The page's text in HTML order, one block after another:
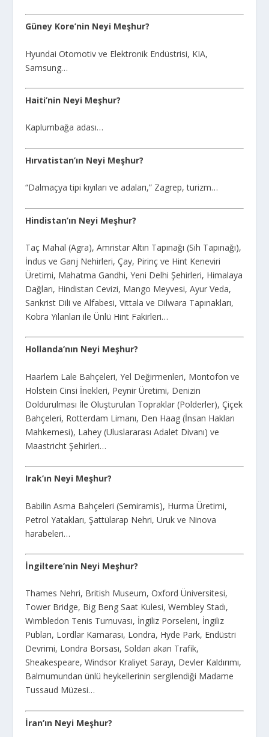
Güney Kore’nin Neyi Meşhur?
Hyundai Otomotiv ve Elektronik Endüstrisi, KIA,
Samsung…
Haiti’nin Neyi Meşhur?
Kaplumbağa adası…
Hırvatistan’ın Neyi Meşhur?
“Dalmaçya tipi kıyıları ve adaları,” Zagrep, turizm…
Hindistan’ın Neyi Meşhur?
Taç Mahal (Agra), Amristar Altın Tapınağı (Sih Tapınağı),
İndus ve Ganj Nehirleri, Çay, Pirinç ve Hint Keneviri
Üretimi, Mahatma Gandhi, Yeni Delhi Şehirleri, Himalaya
Dağları, Hindistan Cevizi, Mango Meyvesi, Ayur Veda,
Sankrist Dili ve Alfabesi, Vittala ve Dilwara Tapınakları,
Kobra Yılanları ile Ünlü Hint Fakirleri…
Hollanda’nın Neyi Meşhur?
Haarlem Lale Bahçeleri, Yel Değirmenleri, Montofon ve
Holstein Cinsi İnekleri, Peynir Üretimi, Denizin
Doldurulması İle Oluşturulan Topraklar (Polderler), Çiçek
Bahçeleri, Rotterdam Limanı, Den Haag (İnsan Hakları
Mahkemesi), Lahey (Uluslararası Adalet Divanı) ve
Maastricht Şehirleri…
Irak’ın Neyi Meşhur?
Babilin Asma Bahçeleri (Semiramis), Hurma Üretimi,
Petrol Yatakları, Şattülarap Nehri, Uruk ve Ninova
harabeleri…
İngiltere’nin Neyi Meşhur?
Thames Nehri, British Museum, Oxford Üniversitesi,
Tower Bridge, Big Beng Saat Kulesi, Wembley Stadı,
Wımbledon Tenis Turnuvası, İngiliz Porseleni, İngiliz
Pubları, Lordlar Kamarası, Londra, Hyde Park, Endüstri
Devrimi, Londra Borsası, Soldan akan Trafik,
Sheakespeare, Windsor Kraliyet Sarayı, Devler Kaldırımı,
Balmumundan ünlü heykellerinin sergilendiği Madame
Tussaud Müzesi…
İran’ın Neyi Meşhur?